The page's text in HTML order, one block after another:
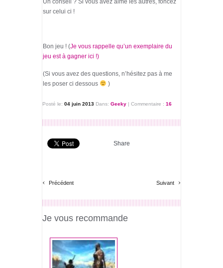
Un conseil ? Si vous avez aimé les autres, foncez
sur celui ci !
Bon jeu ! (Je vous rappelle qu’un exemplaire du
jeu est à gagner ici !)
(Si vous avez des questions, n’hésitez pas à me
les poser ci dessous
)
Posté le: 04 juin 2013 Dans: Geeky | Commentaire : 16
Share
‹ Précédent Suivant ›
Je vous recommande